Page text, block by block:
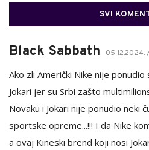
SVI
Black Sabbath 05.12.2024.
Ako zli Američki Nike nije
Jokari jer su Srbi zašto
Novaku i Jokari nije ponudio neki
sportske opreme...!!! I da Nike
a ovaj Kineski brend koji nosi